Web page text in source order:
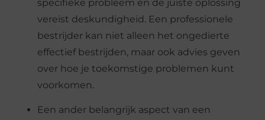
specifieke probleem en de juiste oplossing
vereist deskundigheid. Een professionele
bestrijder kan niet alleen het ongedierte
effectief bestrijden, maar ook advies geven
over hoe je toekomstige problemen kunt
voorkomen.
Een ander belangrijk aspect van een